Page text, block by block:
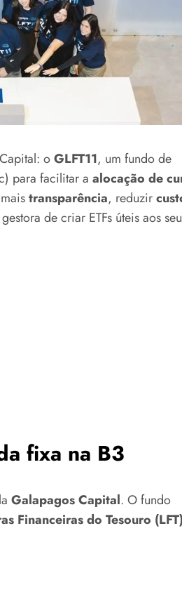
oGLFT11, um fundo de
para facilitar a alocação de
transparência, reduzir
de criar ETFs úteis aos
fixa na B3
Galapagos Capital. O fundo
Financeiras do Tesouro (LFT)